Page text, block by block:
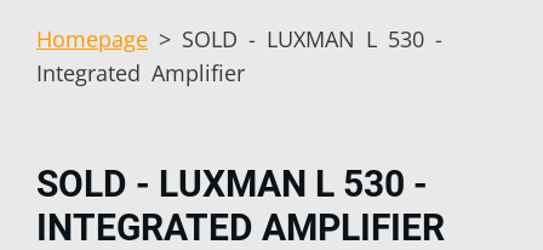
Homepage > SOLD - LUXMAN L 530 -
Integrated Amplifier
SOLD - LUXMAN L 530 -
INTEGRATED AMPLIFIER